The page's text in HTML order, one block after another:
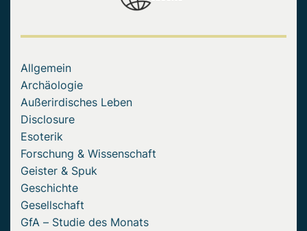
Allgemein
Archäologie
Außerirdisches Leben
Disclosure
Esoterik
Forschung & Wissenschaft
Geister & Spuk
Geschichte
Gesellschaft
GfA – Studie des Monats